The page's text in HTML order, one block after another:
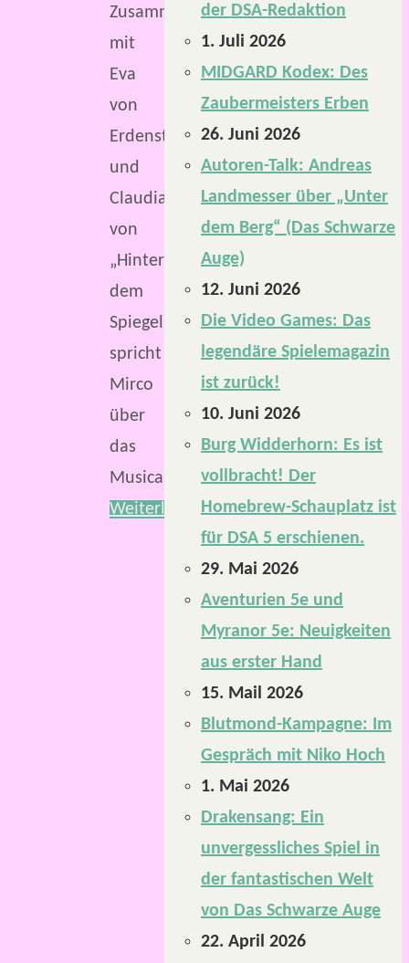
Zusammen
mit
Eva
von
Erdenstern
und
Claudia
von
„Hinter
dem
Spiegel“
spricht
Mirco
über
das
Musical.
Weiterlesen
der DSA-Redaktion
1. Juli 2026
MIDGARD Kodex: Des
Zaubermeisters Erben
26. Juni 2026
Autoren-Talk: Andreas
Landmesser über „Unter
dem Berg“ (Das Schwarze
Auge)
12. Juni 2026
Die Video Games: Das
legendäre Spielemagazin
ist zurück!
10. Juni 2026
Burg Widderhorn: Es ist
vollbracht! Der
Homebrew-Schauplatz ist
für DSA 5 erschienen.
29. Mai 2026
Aventurien 5e und
Myranor 5e: Neuigkeiten
aus erster Hand
15. Mail 2026
Blutmond-Kampagne: Im
Gespräch mit Niko Hoch
1. Mai 2026
Drakensang: Ein
unvergessliches Spiel in
der fantastischen Welt
von Das Schwarze Auge
22. April 2026